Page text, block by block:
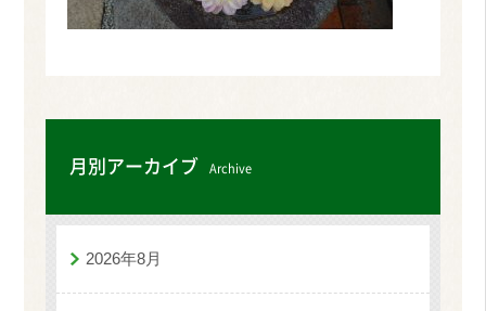
月別アーカイブ Archive
2026年8月